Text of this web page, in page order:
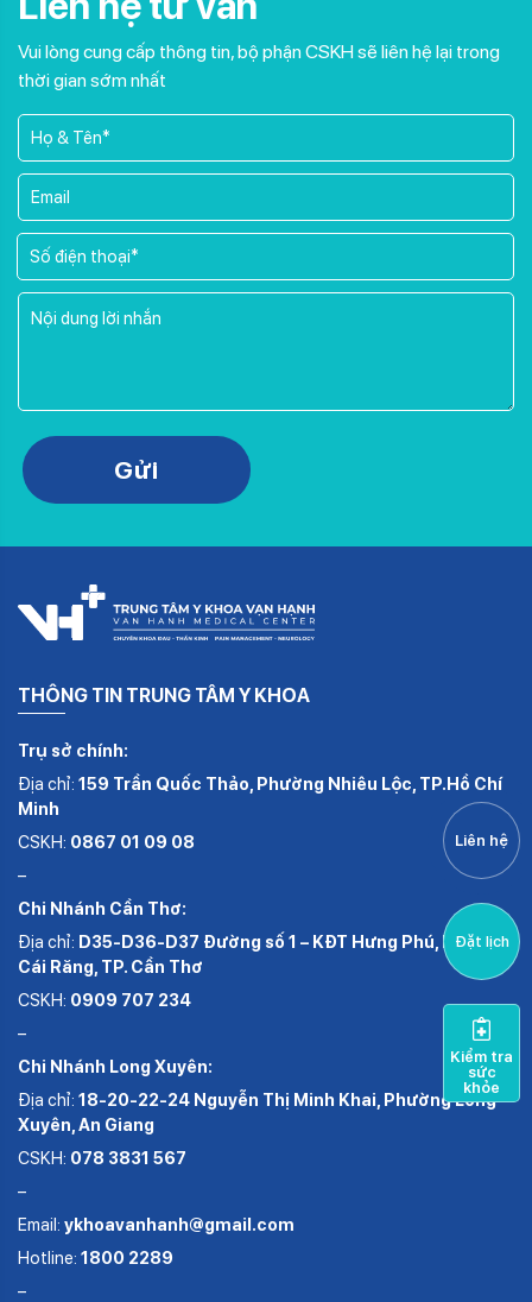
THÔNG TIN TRUNG TÂM Y KHOA
Trụ sở chính:
Địa chỉ: 159 Trần Quốc Thảo, Phường Nhiêu Lộc, TP.Hồ Chí
Minh
CSKH: 0867 01 09 08
–
Chi Nhánh Cần Thơ:
Địa chỉ: D35-D36-D37 Đường số 1 – KĐT Hưng Phú, Phường
Cái Răng, TP. Cần Thơ
CSKH: 0909 707 234
–
Chi Nhánh Long Xuyên:
Địa chỉ: 18-20-22-24 Nguyễn Thị Minh Khai, Phường Long
Xuyên, An Giang
CSKH: 078 3831 567
–
Email: ykhoavanhanh@gmail.com
Hotline: 1800 2289
–
Vui lòng cung cấp thông tin, bộ phận CSKH sẽ liên hệ lại trong
thời gian sớm nhất
Please leave this field empty.
Gửi
Liên hệ
Đặt lịch
Kiểm tra
sức
khỏe